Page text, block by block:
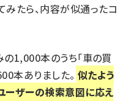
みたら、内容が似通ったコ
の1,000本のうち「車の買
本ありました。 似たよう
ーザーの検索意図に応え